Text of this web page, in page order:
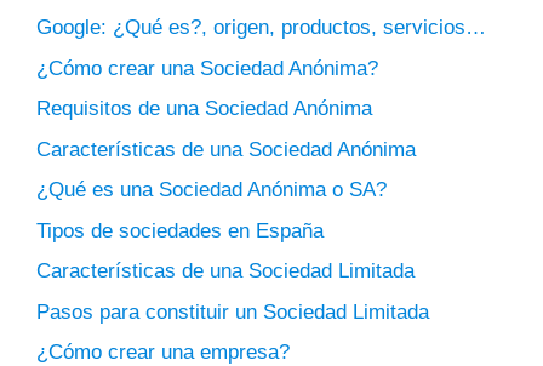
Google: ¿Qué es?, origen, productos, servicios…
¿Cómo crear una Sociedad Anónima?
Requisitos de una Sociedad Anónima
Características de una Sociedad Anónima
¿Qué es una Sociedad Anónima o SA?
Tipos de sociedades en España
Características de una Sociedad Limitada
Pasos para constituir un Sociedad Limitada
¿Cómo crear una empresa?